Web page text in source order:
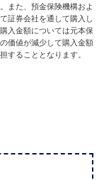
また、預金保険機構およ
証券会社を通して購入し
入金額については元本保
価値が減少して購入金額
することとなります。